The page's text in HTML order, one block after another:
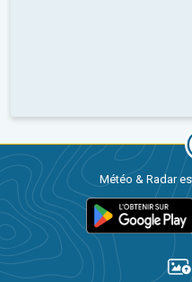
Météo & Radar